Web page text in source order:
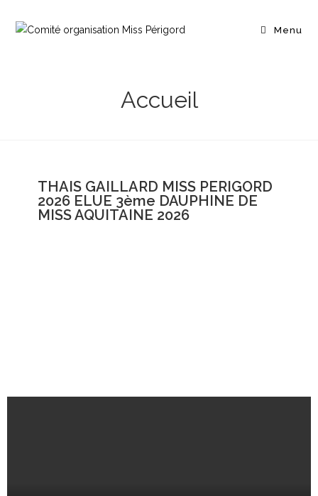
Menu
Accueil
THAIS GAILLARD MISS PERIGORD
2026 ELUE 3ème DAUPHINE DE
MISS AQUITAINE 2026